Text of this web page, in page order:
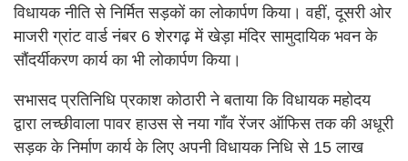
विधायक नीति से निर्मित सड़कों का लोकार्पण किया। वहीं, दूसरी ओर
माजरी ग्रांट वार्ड नंबर 6 शेरगढ़ में खेड़ा मंदिर सामुदायिक भवन के
सौंदर्यीकरण कार्य का भी लोकार्पण किया।
सभासद प्रतिनिधि प्रकाश कोठारी ने बताया कि विधायक महोदय
द्वारा लच्छीवाला पावर हाउस से नया गाँव रेंजर ऑफिस तक की अधूरी
सड़क के निर्माण कार्य के लिए अपनी विधायक निधि से 15 लाख